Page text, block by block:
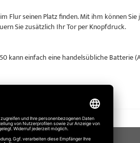
Flur seinen Platz finden. Mit ihm können
Sie zusätzlich Ihr Tor per Knopfdruck.
kann einfach eine handelsübliche Batterie